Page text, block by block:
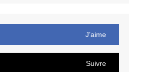
J’aime
Suivre